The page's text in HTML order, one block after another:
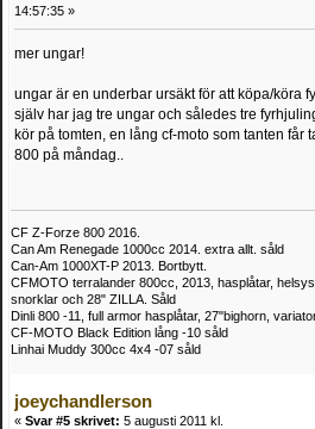
14:57:35 »
mer ungar!
ungar är en underbar ursäkt för att köpa/köra
själv har jag tre ungar och således tre
kör på tomten, en lång cf-moto som tanten får
800 på måndag..
CF Z-Forze 800 2016.
Can Am Renegade 1000cc 2014. extra allt. såld
Can-Am 1000XT-P 2013. Bortbytt.
CFMOTO terralander 800cc, 2013, hasplåtar,
snorklar och 28" ZILLA. Såld
Dinli 800 -11, full armor hasplåtar, 27"bighorn,
CF-MOTO Black Edition lång -10 såld
Linhai Muddy 300cc 4x4 -07 såld
joeychandlerson
« Svar #5 skrivet: 5 augusti 2011 kl.